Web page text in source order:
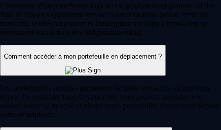
L'ouverture d'un portefeuille logiciel est généralement gratuite. Si des
frais de réseau s'appliquent lors de vos transactions (achat, vente ou
transfert), le téléchargement et l'inscription sur l'app Crypto.com ne
nécessitent aucun frais de configuration initial.
Comment accéder à mon portefeuille en déplacement ?
Les portefeuilles mobiles permettent de gérer vos actifs où que vous
soyez. En installant l'app Crypto.com, vous pouvez consulter vos
soldes, suivre le marché et piloter votre portefeuille directement depuis
votre smartphone.